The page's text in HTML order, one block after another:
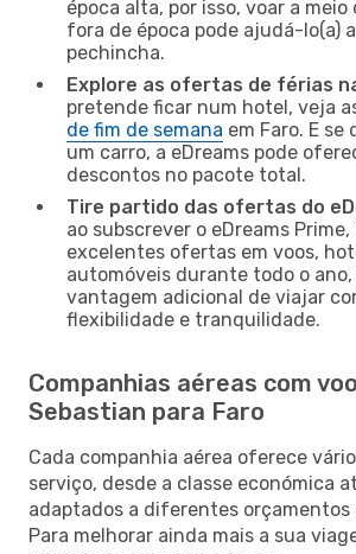
época alta, por isso, voar a meio
fora de época pode ajudá-lo(a)
pechincha.
Explore as ofertas de férias
pretende ficar num hotel, veja
de fim de semana em Faro. E
um carro, a eDreams pode
descontos no pacote total.
Tire partido das ofertas do
ao subscrever o eDreams
excelentes ofertas em voos,
automóveis durante todo o ano,
vantagem adicional de viajar
flexibilidade e tranquilidade.
Companhias aéreas com
Sebastian para Faro
Cada companhia aérea oferece
serviço, desde a classe económica
adaptados a diferentes orçamentos
Para melhorar ainda mais a sua